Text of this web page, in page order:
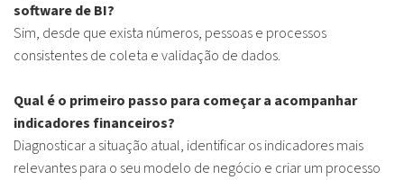
software de BI?
Sim, desde que exista números, pessoas e processos
consistentes de coleta e validação de dados.
Qual é o primeiro passo para começar a acompanhar
indicadores financeiros?
Diagnosticar a situação atual, identificar os indicadores mais
relevantes para o seu modelo de negócio e criar um processo